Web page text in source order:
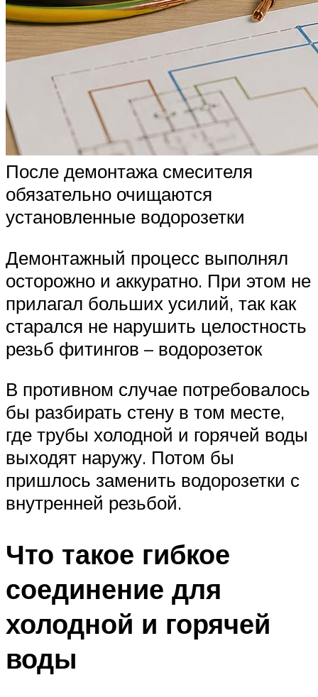
После демонтажа смесителя
обязательно очищаются
установленные водорозетки
Демонтажный процесс выполнял
осторожно и аккуратно. При этом не
прилагал больших усилий, так как
старался не нарушить целостность
резьб фитингов – водорозеток
В противном случае потребовалось
бы разбирать стену в том месте,
где трубы холодной и горячей воды
выходят наружу. Потом бы
пришлось заменить водорозетки с
внутренней резьбой.
Что такое гибкое
соединение для
холодной и горячей
воды